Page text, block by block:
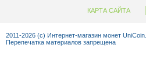
КАРТА САЙТА
2011-2026 (c) Интернет-магазин монет
Перепечатка материалов запрещена